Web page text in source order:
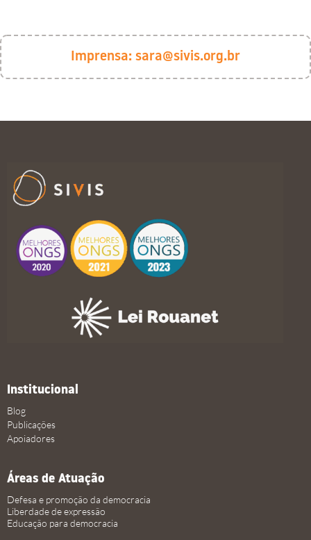
Imprensa: sara@sivis.org.br
Institucional
Blog
Publicações
Apoiadores
Áreas de Atuação
Defesa e promoção da democracia
Liberdade de expressão
Educação para democracia